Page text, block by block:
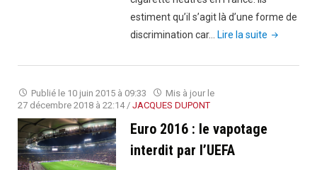
estiment qu’il s’agit là d’une forme de
discrimination car…
Lire la suite "Tabac
France
Publié le 10 juin 2015 à 09:33
Mis à jour le
27 décembre 2018 à 22:14 / JACQUES DUPONT
Euro 2016 : le vapotage
interdit par l’UEFA